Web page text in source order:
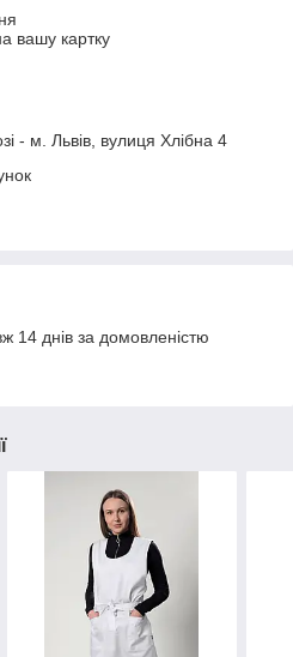
вашу картку
- м. Львів, вулиця Хлібна 4
14 днів за домовленістю